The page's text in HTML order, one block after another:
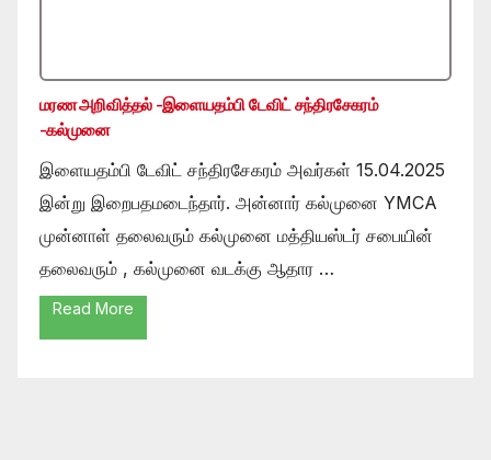
மரண அறிவித்தல் -இளையதம்பி டேவிட் சந்திரசேகரம்
-கல்முனை
இளையதம்பி டேவிட் சந்திரசேகரம் அவர்கள் 15.04.2025
இன்று இறைபதமடைந்தார். அன்னார் கல்முனை YMCA
முன்னாள் தலைவரும் கல்முனை மத்தியஸ்டர் சபையின்
தலைவரும் , கல்முனை வடக்கு ஆதார …
Read More